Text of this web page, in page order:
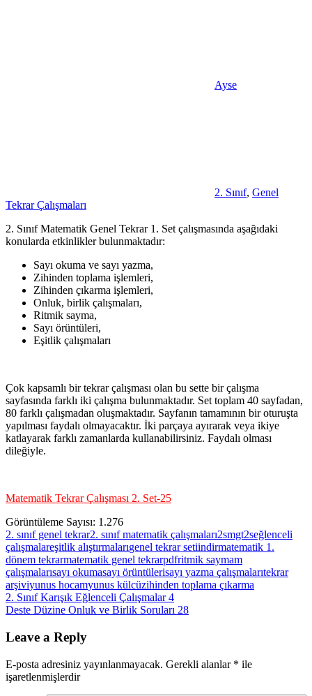
Ayse
2. Sınıf, Genel
Tekrar Çalışmaları
2. Sınıf Matematik Genel Tekrar 1. Set çalışmasında aşağıdaki
konularda etkinlikler bulunmaktadır:
Sayı okuma ve sayı yazma,
Zihinden toplama işlemleri,
Zihinden çıkarma işlemleri,
Onluk, birlik çalışmaları,
Ritmik sayma,
Sayı örüntüleri,
Eşitlik çalışmaları
Çok kapsamlı bir tekrar çalışması olan bu sette bir çalışma
sayfasında farklı iki çalışma bulunmaktadır. Set toplam 40 sayfadan,
80 farklı çalışmadan oluşmaktadır. Sayfanın tamamının bir oturuşta
yapılması faydalı olmayacaktır. İki parçaya ayırarak veya ikiye
katlayarak farklı zamanlarda kullanabilirsiniz. Faydalı olması
dileğiyle.
Matematik Tekrar Çalışması 2. Set-25
Görüntüleme Sayısı: 1.276
2. sınıf genel tekrar2. sınıf matematik çalışmaları2smgt2seğlenceli
çalışmalareşitlik alıştırmalarıgenel tekrar setiindirmatematik 1.
dönem tekrarmatematik genel tekrarpdfritmik saymam
çalışmalarısayı okumasayı örüntülerisayı yazma çalışmalarıtekrar
arşiviyunus hocamyunus külcüzihinden toplama çıkarma
Yazı
gezinmesi
Previous
Post:
2. Sınıf Karışık Eğlenceli Çalışmalar 4
Next
Deste Düzine Onluk ve Birlik Soruları 28
Leave a Reply
E-posta adresiniz yayınlanmayacak. Gerekli alanlar * ile
işaretlenmişlerdir